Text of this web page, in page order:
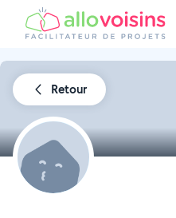
Retour